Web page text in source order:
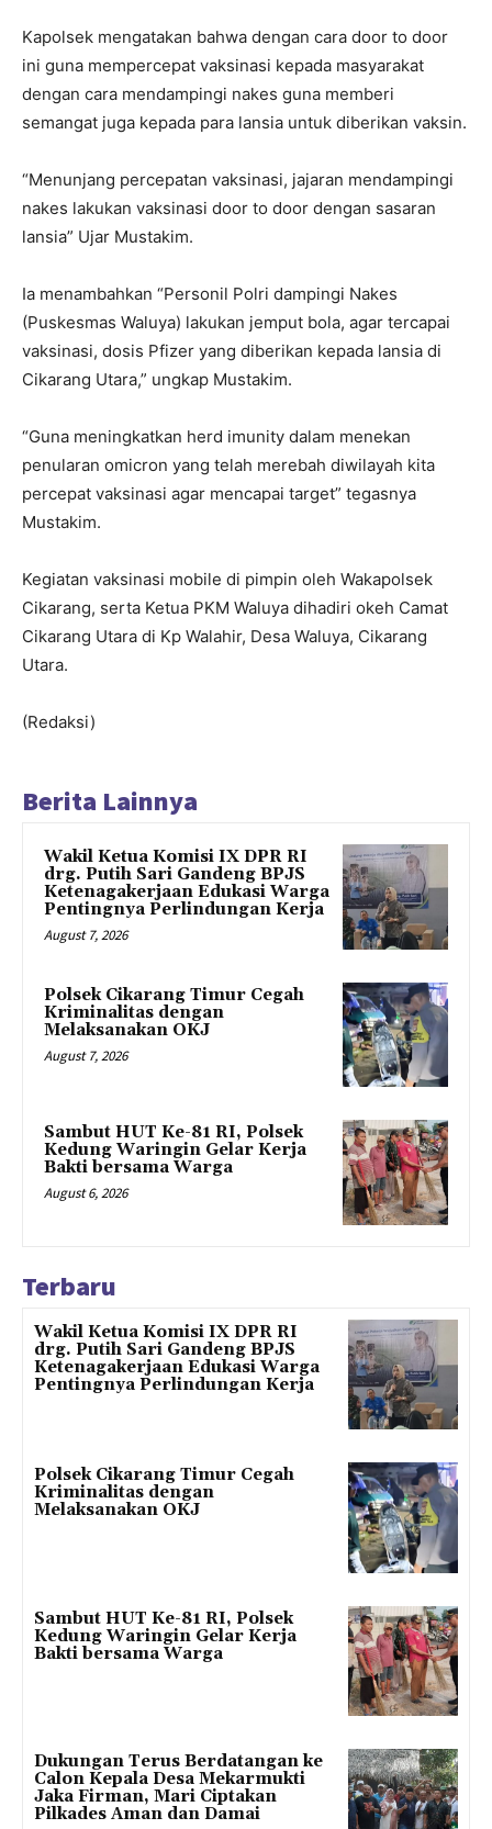
Kapolsek mengatakan bahwa dengan cara door to door
ini guna mempercepat vaksinasi kepada masyarakat
dengan cara mendampingi nakes guna memberi
semangat juga kepada para lansia untuk diberikan vaksin.
“Menunjang percepatan vaksinasi, jajaran mendampingi
nakes lakukan vaksinasi door to door dengan sasaran
lansia” Ujar Mustakim.
Ia menambahkan “Personil Polri dampingi Nakes
(Puskesmas Waluya) lakukan jemput bola, agar tercapai
vaksinasi, dosis Pfizer yang diberikan kepada lansia di
Cikarang Utara,” ungkap Mustakim.
“Guna meningkatkan herd imunity dalam menekan
penularan omicron yang telah merebah diwilayah kita
percepat vaksinasi agar mencapai target” tegasnya
Mustakim.
Kegiatan vaksinasi mobile di pimpin oleh Wakapolsek
Cikarang, serta Ketua PKM Waluya dihadiri okeh Camat
Cikarang Utara di Kp Walahir, Desa Waluya, Cikarang
Utara.
(Redaksi)
Berita Lainnya
Wakil Ketua Komisi IX DPR RI
drg. Putih Sari Gandeng BPJS
Ketenagakerjaan Edukasi Warga
Pentingnya Perlindungan Kerja
August 7, 2026
Polsek Cikarang Timur Cegah
Kriminalitas dengan
Melaksanakan OKJ
August 7, 2026
Sambut HUT Ke-81 RI, Polsek
Kedung Waringin Gelar Kerja
Bakti bersama Warga
August 6, 2026
Terbaru
Wakil Ketua Komisi IX DPR RI
drg. Putih Sari Gandeng BPJS
Ketenagakerjaan Edukasi Warga
Pentingnya Perlindungan Kerja
Polsek Cikarang Timur Cegah
Kriminalitas dengan
Melaksanakan OKJ
Sambut HUT Ke-81 RI, Polsek
Kedung Waringin Gelar Kerja
Bakti bersama Warga
Dukungan Terus Berdatangan ke
Calon Kepala Desa Mekarmukti
Jaka Firman, Mari Ciptakan
Pilkades Aman dan Damai